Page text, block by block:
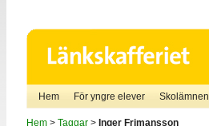
Hem För yngre elever Skolämnen
Hem> Taggar> Inger Frimansson